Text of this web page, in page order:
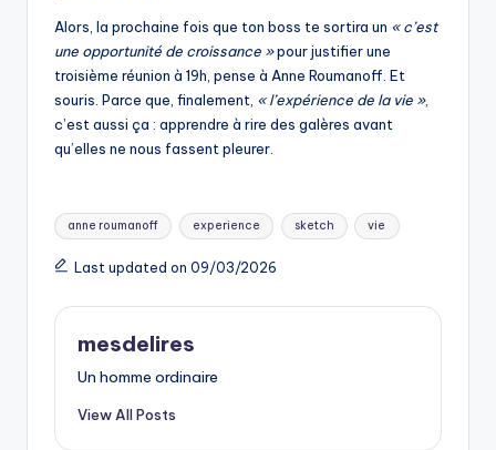
Alors, la prochaine fois que ton boss te sortira un « c’est
une opportunité de croissance »pour justifier une
troisième réunion à 19h, pense à Anne Roumanoff. Et
souris. Parce que, finalement, « l’expérience de la vie »,
c’est aussi ça : apprendre à rire des galères avant
qu’elles ne nous fassent pleurer.
Tags:
anne roumanoff experience sketch vie
Last updated on 09/03/2026
mesdelires
Un homme ordinaire
View All Posts